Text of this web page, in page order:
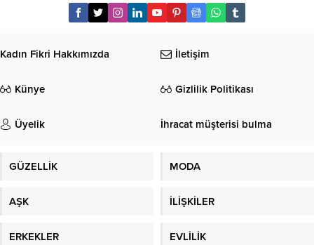
Kadın Fikri Hakkımızda İletişim
Künye Gizlilik Politikası
Üyelik İhracat müşterisi bulma
GÜZELLİK MODA
AŞK İLİŞKİLER
ERKEKLER EVLİLİK